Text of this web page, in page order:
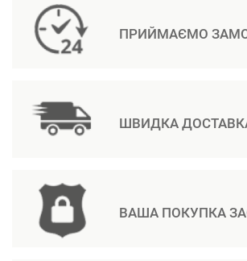
ПРИЙМАЄМО
ШВИДКА
ВАША ПОКУПКА